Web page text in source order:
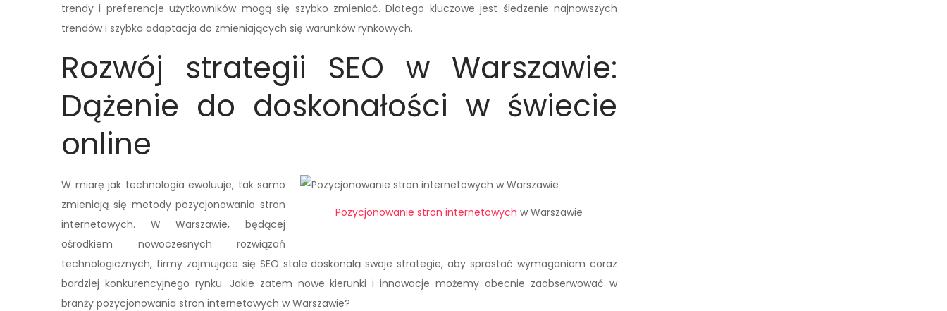
trendy i preferencje użytkowników mogą się szybko zmieniać. Dlatego kluczowe jest śledzenie najnowszych
trendów i szybka adaptacja do zmieniających się warunków rynkowych.
Rozwój strategii SEO w Warszawie:
Dążenie do doskonałości w świecie
online
Pozycjonowanie stron internetowych w Warszawie
W miarę jak technologia ewoluuje, tak samo
zmieniają się metody pozycjonowania stron
internetowych. W Warszawie, będącej
ośrodkiem nowoczesnych rozwiązań
technologicznych, firmy zajmujące się SEO stale doskonalą swoje strategie, aby sprostać wymaganiom coraz
bardziej konkurencyjnego rynku. Jakie zatem nowe kierunki i innowacje możemy obecnie zaobserwować w
branży pozycjonowania stron internetowych w Warszawie?